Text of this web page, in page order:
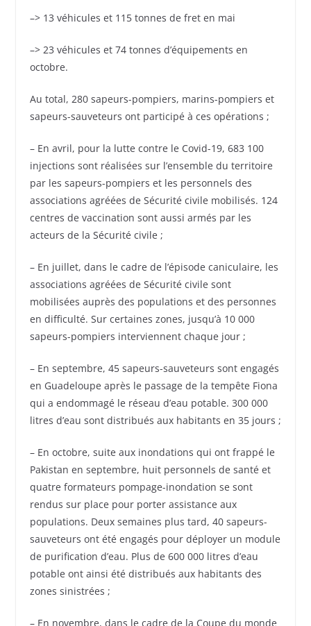
–> 13 véhicules et 115 tonnes de fret en mai
–> 23 véhicules et 74 tonnes d’équipements en
octobre.
Au total, 280 sapeurs-pompiers, marins-pompiers et
sapeurs-sauveteurs ont participé à ces opérations ;
– En avril, pour la lutte contre le Covid-19, 683 100
injections sont réalisées sur l’ensemble du territoire
par les sapeurs-pompiers et les personnels des
associations agréées de Sécurité civile mobilisés. 124
centres de vaccination sont aussi armés par les
acteurs de la Sécurité civile ;
– En juillet, dans le cadre de l’épisode caniculaire, les
associations agréées de Sécurité civile sont
mobilisées auprès des populations et des personnes
en difficulté. Sur certaines zones, jusqu’à 10 000
sapeurs-pompiers interviennent chaque jour ;
– En septembre, 45 sapeurs-sauveteurs sont engagés
en Guadeloupe après le passage de la tempête Fiona
qui a endommagé le réseau d’eau potable. 300 000
litres d’eau sont distribués aux habitants en 35 jours ;
– En octobre, suite aux inondations qui ont frappé le
Pakistan en septembre, huit personnels de santé et
quatre formateurs pompage-inondation se sont
rendus sur place pour porter assistance aux
populations. Deux semaines plus tard, 40 sapeurs-
sauveteurs ont été engagés pour déployer un module
de purification d’eau. Plus de 600 000 litres d’eau
potable ont ainsi été distribués aux habitants des
zones sinistrées ;
– En novembre, dans le cadre de la Coupe du monde